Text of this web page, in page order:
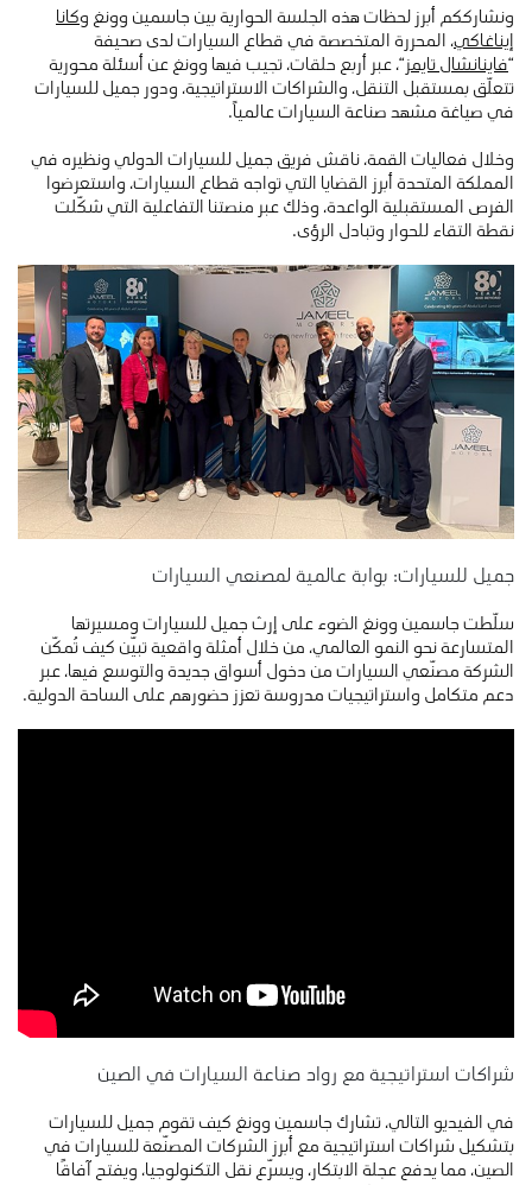
ونشارككم أبرز لحظات هذه الجلسة الحوارية بين جاسمين وونغ وكانا
إيناغاكي، المحررة المتخصصة في قطاع السيارات لدى صحيفة
“فاينانشال تايمز“، عبر أربع حلقات، تجيب فيها وونغ عن أسئلة محورية
تتعلّق بمستقبل التنقل، والشراكات الاستراتيجية، ودور جميل للسيارات
في صياغة مشهد صناعة السيارات عالمياً.
وخلال فعاليات القمة، ناقش فريق جميل للسيارات الدولي ونظيره في
المملكة المتحدة أبرز القضايا التي تواجه قطاع السيارات، واستعرضوا
الفرص المستقبلية الواعدة، وذلك عبر منصتنا التفاعلية التي شكّلت
نقطة التقاء للحوار وتبادل الرؤى.
جميل للسيارات: بوابة عالمية لمصنعي السيارات
سلّطت جاسمين وونغ الضوء على إرث جميل للسيارات ومسيرتها
المتسارعة نحو النمو العالمي، من خلال أمثلة واقعية تبيّن كيف تُمكّن
الشركة مصنّعي السيارات من دخول أسواق جديدة والتوسع فيها، عبر
دعم متكامل واستراتيجيات مدروسة تعزز حضورهم على الساحة الدولية.
شراكات استراتيجية مع رواد صناعة السيارات في الصين
في الفيديو التالي، تشارك جاسمين وونغ كيف تقوم جميل للسيارات
بتشكيل شراكات استراتيجية مع أبرز الشركات المصنّعة للسيارات في
الصين، مما يدفع عجلة الابتكار، ويسرّع نقل التكنولوجيا، ويفتح آفاقًا